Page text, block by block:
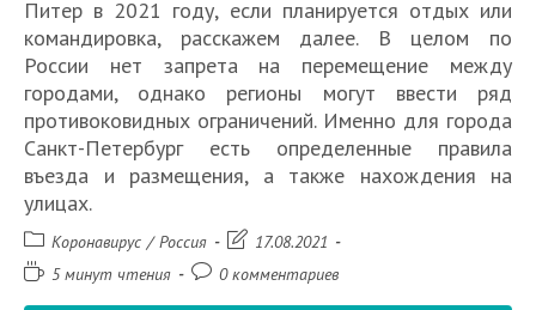
Питер в 2021 году, если планируется отдых или
командировка, расскажем далее. В целом по
России нет запрета на перемещение между
городами, однако регионы могут ввести ряд
противоковидных ограничений. Именно для города
Санкт-Петербург есть определенные правила
въезда и размещения, а также нахождения на
улицах.
Рубрика
записи:
Коронавирус / Россия
Запись
изменена:
17.08.2021
Время5 минут чтения
Комментарии
0 комментариев